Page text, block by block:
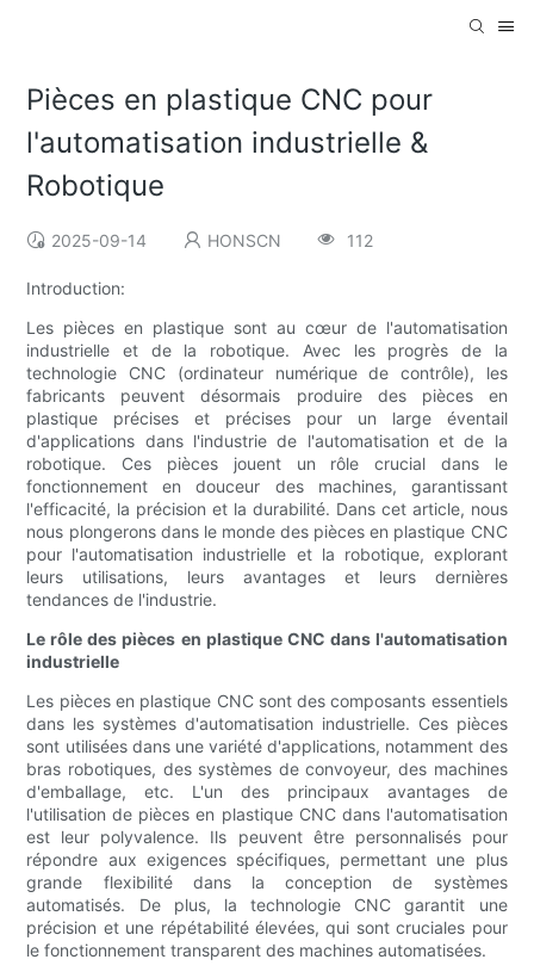
Pièces en plastique CNC pour
l'automatisation industrielle &
Robotique
2025-09-14 HONSCN 112
Introduction:
Les pièces en plastique sont au cœur de l'automatisation
industrielle et de la robotique. Avec les progrès de la
technologie CNC (ordinateur numérique de contrôle), les
fabricants peuvent désormais produire des pièces en
plastique précises et précises pour un large éventail
d'applications dans l'industrie de l'automatisation et de la
robotique. Ces pièces jouent un rôle crucial dans le
fonctionnement en douceur des machines, garantissant
l'efficacité, la précision et la durabilité. Dans cet article, nous
nous plongerons dans le monde des pièces en plastique CNC
pour l'automatisation industrielle et la robotique, explorant
leurs utilisations, leurs avantages et leurs dernières
tendances de l'industrie.
Le rôle des pièces en plastique CNC dans l'automatisation
industrielle
Les pièces en plastique CNC sont des composants essentiels
dans les systèmes d'automatisation industrielle. Ces pièces
sont utilisées dans une variété d'applications, notamment des
bras robotiques, des systèmes de convoyeur, des machines
d'emballage, etc. L'un des principaux avantages de
l'utilisation de pièces en plastique CNC dans l'automatisation
est leur polyvalence. Ils peuvent être personnalisés pour
répondre aux exigences spécifiques, permettant une plus
grande flexibilité dans la conception de systèmes
automatisés. De plus, la technologie CNC garantit une
précision et une répétabilité élevées, qui sont cruciales pour
le fonctionnement transparent des machines automatisées.